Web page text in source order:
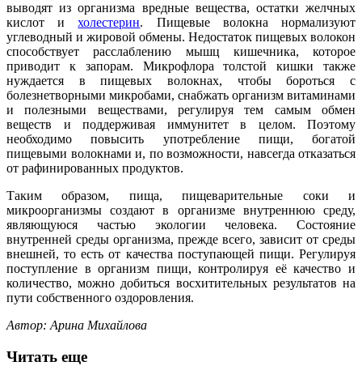
выводят из организма вредные вещества, остатки желчных
кислот ихолестерин. Пищевые волокна нормализуют
углеводный и жировой обмены. Недостаток пищевых волокон
способствует расслаблению мышц кишечника, которое
приводит к запорам. Микрофлора толстой кишки также
нуждается в пищевых волокнах, чтобы бороться с
болезнетворными микробами, снабжать организм витаминами
и полезными веществами, регулируя тем самым обмен
веществ и поддерживая иммунитет в целом. Поэтому
необходимо повысить употребление пищи, богатой
пищевыми волокнами и, по возможности, навсегда отказаться
от рафинированных продуктов.
Таким образом, пища, пищеварительные соки и
микроорганизмы создают в организме внутреннюю среду,
являющуюся частью экологии человека. Состояние
внутренней среды организма, прежде всего, зависит от среды
внешней, то есть от качества поступающей пищи. Регулируя
поступление в организм пищи, контролируя её качество и
количество, можно добиться восхитительных результатов на
пути собственного оздоровления.
Автор: Арина Михайлова
Читать еще